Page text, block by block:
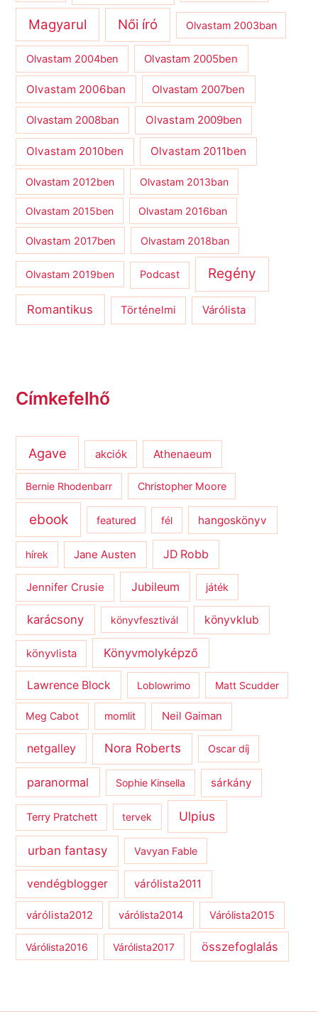
Magyarul Női író Olvastam 2003ban
Olvastam 2004ben Olvastam 2005ben
Olvastam 2006ban Olvastam 2007ben
Olvastam 2008ban Olvastam 2009ben
Olvastam 2010ben Olvastam 2011ben
Olvastam 2012ben Olvastam 2013ban
Olvastam 2015ben Olvastam 2016ban
Olvastam 2017ben Olvastam 2018ban
Olvastam 2019ben Podcast Regény
Romantikus Történelmi Várólista
Címkefelhő
Agave akciók Athenaeum
Bernie Rhodenbarr Christopher Moore
ebook featured fél hangoskönyv
hírek Jane Austen JD Robb
Jennifer Crusie Jubileum játék
karácsony könyvfesztivál könyvklub
könyvlista Könyvmolyképző
Lawrence Block Loblowrimo Matt Scudder
Meg Cabot momlit Neil Gaiman
netgalley Nora Roberts Oscar díj
paranormal Sophie Kinsella sárkány
Terry Pratchett tervek Ulpius
urban fantasy Vavyan Fable
vendégblogger várólista2011
várólista2012 várólista2014 Várólista2015
Várólista2016 Várólista2017 összefoglalás